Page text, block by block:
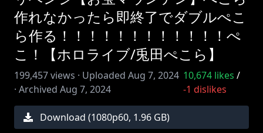
作れなかったら即終了でダブルぺこ
ら作る！！！！！！！！！！！！ぺ
こ！【ホロライブ/兎田ぺこら】
199,457views · Uploaded Aug 7, 2024
· Archived Aug 7, 2024
10,674 likes /
-1 dislikes
Download (1080p60, 1.96 GB)